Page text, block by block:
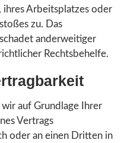
ihres Arbeitsplatzes oder
zu. Das
anderweitiger
Rechtsbehelfe.
wir auf Grundlage Ihrer
Vertrags
oder an einen Dritten in